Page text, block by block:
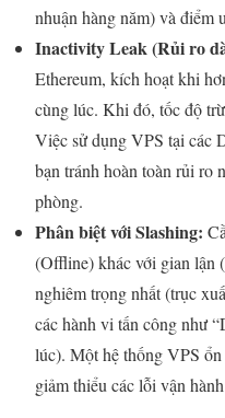
nhuận hàng năm) và điểm
Inactivity Leak (Rủi ro
Ethereum, kích hoạt khi
cùng lúc. Khi đó, tốc độ
Việc sử dụng VPS tại các
bạn tránh hoàn toàn rủi ro
phòng.
Phân biệt với Slashing:
(Offline) khác với gian lận
nghiêm trọng nhất (trục
các hành vi tấn công như
lúc). Một hệ thống VPS
giảm thiểu các lỗi vận